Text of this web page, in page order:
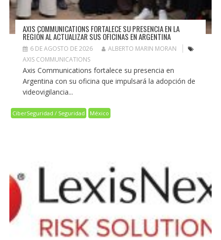
AXIS COMMUNICATIONS FORTALECE SU PRESENCIA EN LA
REGIÓN AL ACTUALIZAR SUS OFICINAS EN ARGENTINA
6 DE AGOSTO DE 2026
ALBERTO MARIN MORAN
AXIS COMMUNICATIONS
Axis Communications fortalece su presencia en
Argentina con su oficina que impulsará la adopción de
videovigilancia...
CiberSeguridad / Seguridad México